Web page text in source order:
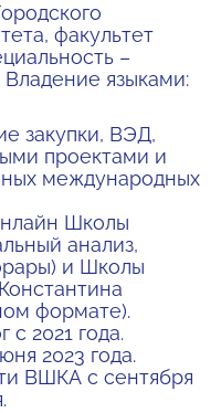
факультет
–
Владение языками:
закупки, ВЭД,
проектами и
международных
Школы
анализ,
и Школы
формате).
2021 года.
2023 года.
ВШКА с сентября